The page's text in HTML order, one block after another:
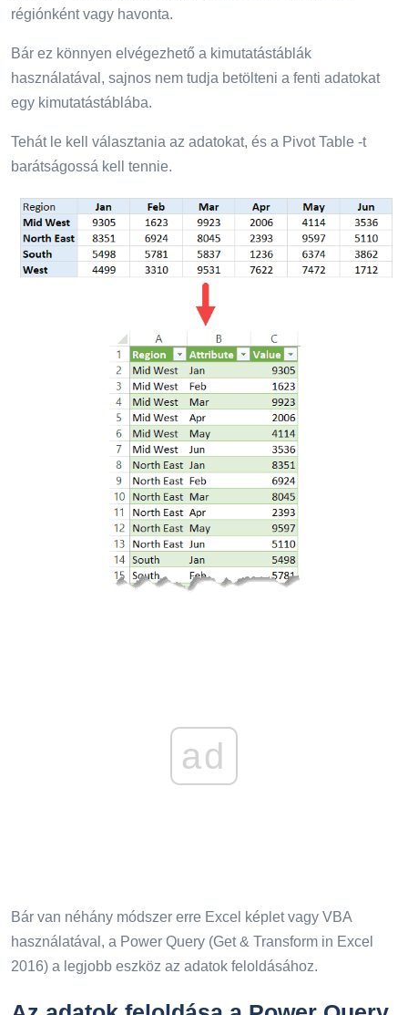
régiónként vagy havonta.
Bár ez könnyen elvégezhető a kimutatástáblák
használatával, sajnos nem tudja betölteni a fenti adatokat
egy kimutatástáblába.
Tehát le kell választania az adatokat, és a Pivot Table -t
barátságossá kell tennie.
ad
Bár van néhány módszer erre Excel képlet vagy VBA
használatával, a Power Query (Get & Transform in Excel
2016) a legjobb eszköz az adatok feloldásához.